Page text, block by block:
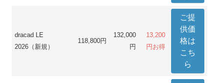
dracad LE
2026（新規）
118,800円
132,000
円
13,200
円お得
ご提
供価
格は
こち
ら